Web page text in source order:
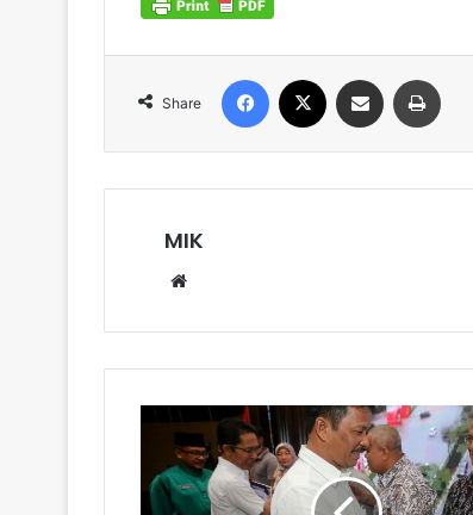
Share
Facebook Share via Email
MIK